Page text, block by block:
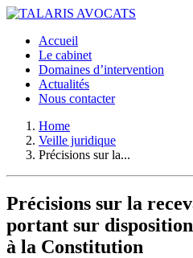
Accueil
Le cabinet
Domaines d’intervention
Actualités
Nous contacter
Home
Veille juridique
Précisions sur la...
Précisions sur la
portant sur
à la Constitution